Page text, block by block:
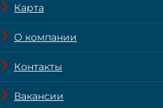
Карта
О компании
Контакты
Вакансии